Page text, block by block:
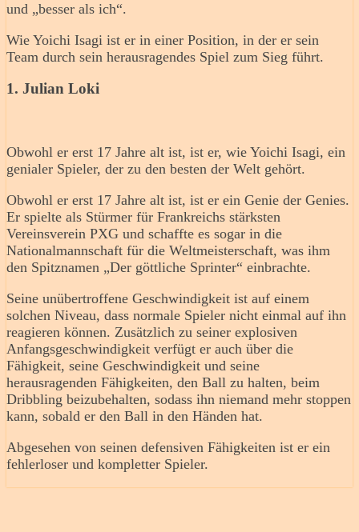
und „besser als ich“.
Wie Yoichi Isagi ist er in einer Position, in der er sein
Team durch sein herausragendes Spiel zum Sieg führt.
1. Julian Loki
Obwohl er erst 17 Jahre alt ist, ist er, wie Yoichi Isagi, ein
genialer Spieler, der zu den besten der Welt gehört.
Obwohl er erst 17 Jahre alt ist, ist er ein Genie der Genies.
Er spielte als Stürmer für Frankreichs stärksten
Vereinsverein PXG und schaffte es sogar in die
Nationalmannschaft für die Weltmeisterschaft, was ihm
den Spitznamen „Der göttliche Sprinter“ einbrachte.
Seine unübertroffene Geschwindigkeit ist auf einem
solchen Niveau, dass normale Spieler nicht einmal auf ihn
reagieren können. Zusätzlich zu seiner explosiven
Anfangsgeschwindigkeit verfügt er auch über die
Fähigkeit, seine Geschwindigkeit und seine
herausragenden Fähigkeiten, den Ball zu halten, beim
Dribbling beizubehalten, sodass ihn niemand mehr stoppen
kann, sobald er den Ball in den Händen hat.
Abgesehen von seinen defensiven Fähigkeiten ist er ein
fehlerloser und kompletter Spieler.